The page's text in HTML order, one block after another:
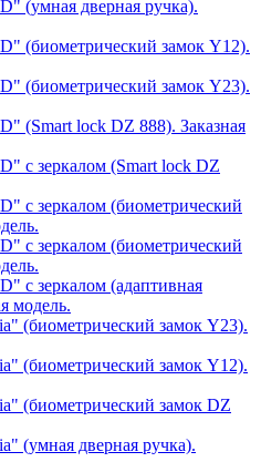
(умная дверная ручка).
(биометрический замок Y12).
(биометрический замок Y23).
(Smart lock DZ 888). Заказная
с зеркалом (Smart lock DZ
с зеркалом (биометрический
с зеркалом (биометрический
с зеркалом (адаптивная
модель.
(биометрический замок Y23).
(биометрический замок Y12).
(биометрический замок DZ
(умная дверная ручка).